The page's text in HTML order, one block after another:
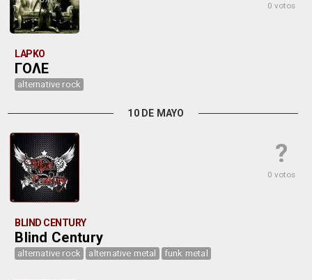
0 votos
LAPKO
ΓΟΛΕ
alternative rock
10 DE MAYO
?
0 votos
BLIND CENTURY
Blind Century
alternative rock alternative metal funk metal